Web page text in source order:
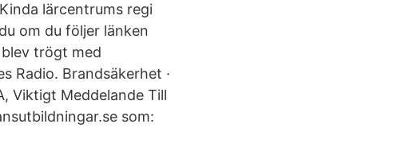
lärcentrums regi
om du följer länken
trögt med
Radio. Brandsäkerhet ·
Viktigt Meddelande Till
som: